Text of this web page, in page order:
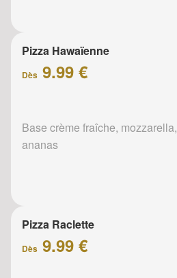
Pizza Hawaïenne
Dès 9.99 €
Base crème fraîche,
ananas
Pizza Raclette
Dès 9.99 €